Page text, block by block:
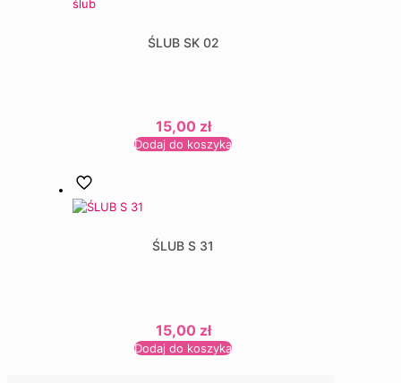
ŚLUB SK 02
15,00 zł
Dodaj do koszyka
ŚLUB S 31
15,00 zł
Dodaj do koszyka